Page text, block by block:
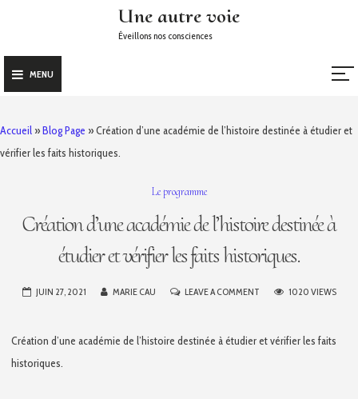
content
Une autre voie
Éveillons nos consciences
MENU
Accueil »Blog Page »Création d’une académie de l’histoire destinée à étudier et
vérifier les faits historiques.
Le programme
Création d’une académie de l’histoire destinée à
étudier et vérifier les faits historiques.
JUIN 27, 2021 MARIE CAU LEAVE A COMMENTON
ACADÉMIE
1020 VIEWS
Création d’une académie de l’histoire destinée à étudier et vérifier les faits
historiques.